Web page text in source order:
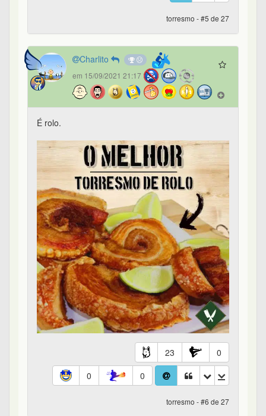
torresmo - #5 de 27
Charlito
em 15/09/2021 21:17
É rolo.
23
0
0
0
torresmo - #6 de 27